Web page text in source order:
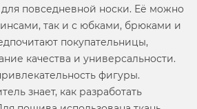
повседневной носки. Её можно
так и с юбками, брюками и
покупательницы,
качества и универсальности.
фигуры.
знает, как разработать